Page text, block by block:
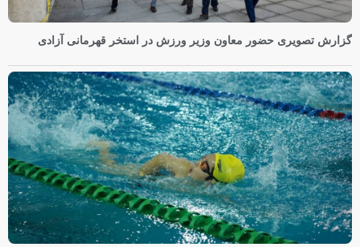
گزارش تصویری حضور معاون وزیر ورزش در استخر قهرمانی آزادی